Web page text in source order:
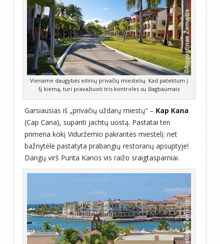
Viename daugybės eilinių privačių miestelių. Kad patektum į
šį kiemą, turi pravažiuoti tris kontroles su šlagbaumais
Garsiausias iš „privačių uždarų miestų“ – Kap Kana
(Cap Cana), supanti jachtų uostą. Pastatai ten
primena kokį Viduržemio pakrantės miestelį: net
bažnytėlė pastatyta prabangių restoranų apsuptyje!
Dangų virš Punta Kanos vis raižo sraigtasparniai.